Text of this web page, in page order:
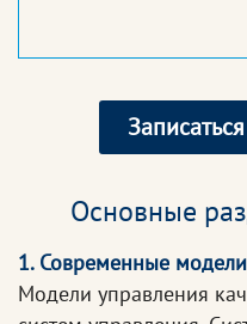
Основные
1. Современные
Модели управления